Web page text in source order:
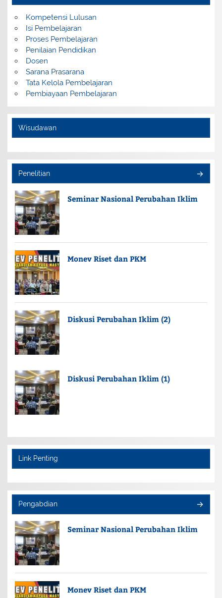
Kompetensi Lulusan
Isi Pembelajaran
Proses Pembelajaran
Penilaian Pendidikan
Dosen
Sarana Prasarana
Tata Kelola Pembelajaran
Pembiayaan Pembelajaran
Wisudawan
Penelitian
Seminar Nasional Perubahan Iklim
Monev Riset dan PKM
Diskusi Perubahan Iklim (2)
Diskusi Perubahan Iklim (1)
Link Penting
Pengabdian
Seminar Nasional Perubahan Iklim
Monev Riset dan PKM